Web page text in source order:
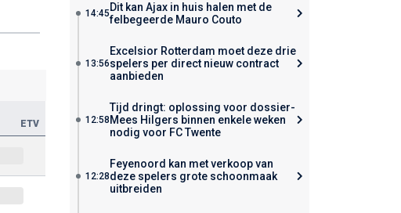
ETV
14:45 Dit kan Ajax in huis halen met de
felbegeerde Mauro Couto
13:56
Excelsior Rotterdam moet deze drie
spelers per direct nieuw contract
aanbieden
12:58
Tijd dringt: oplossing voor dossier-
Mees Hilgers binnen enkele weken
nodig voor FC Twente
12:28
Feyenoord kan met verkoop van
deze spelers grote schoonmaak
uitbreiden